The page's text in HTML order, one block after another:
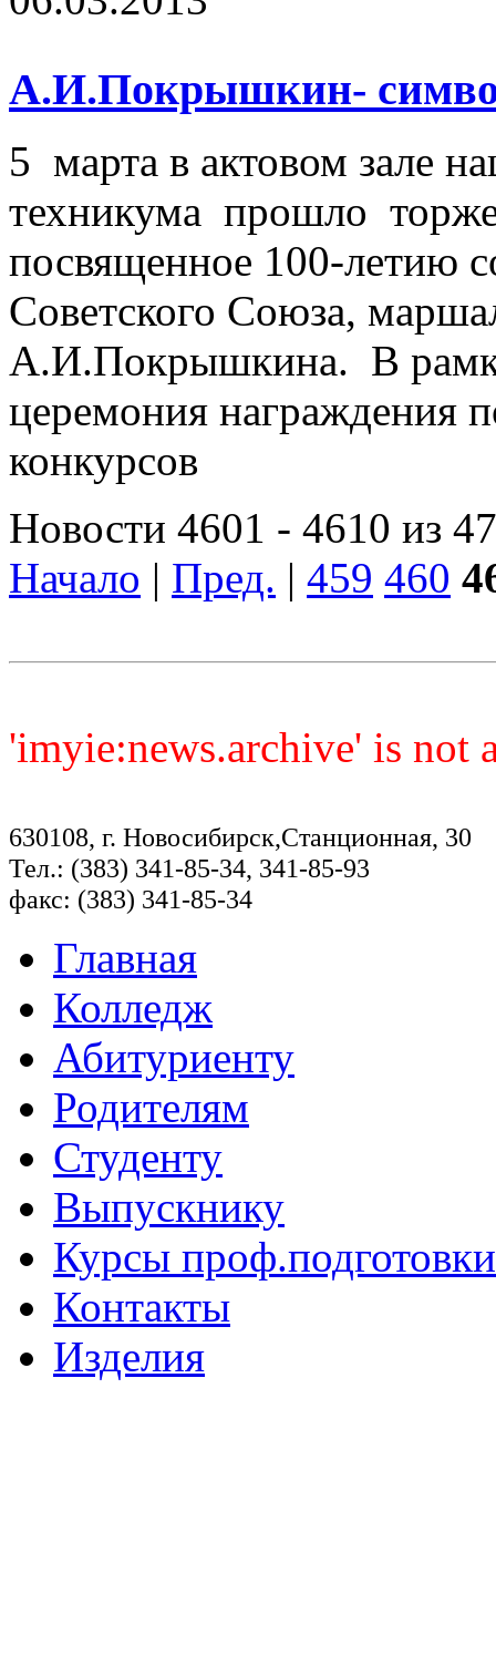
А.И.Покрышкин-
5 марта в актовом зале
техникума прошло
посвященное 100-летию
Советского Союза,
А.И.Покрышкина. В
церемония награждения
конкурсов
Новости 4601 - 4610 из
Начало | Пред. | 459 460
'imyie:news.archive' is not
630108, г. Новосибирск,Станционная, 30
Тел.: (383) 341-85-34, 341-85-93
факс: (383) 341-85-34
Главная
Колледж
Абитуриенту
Родителям
Студенту
Выпускнику
Курсы проф.подготовки
Контакты
Изделия